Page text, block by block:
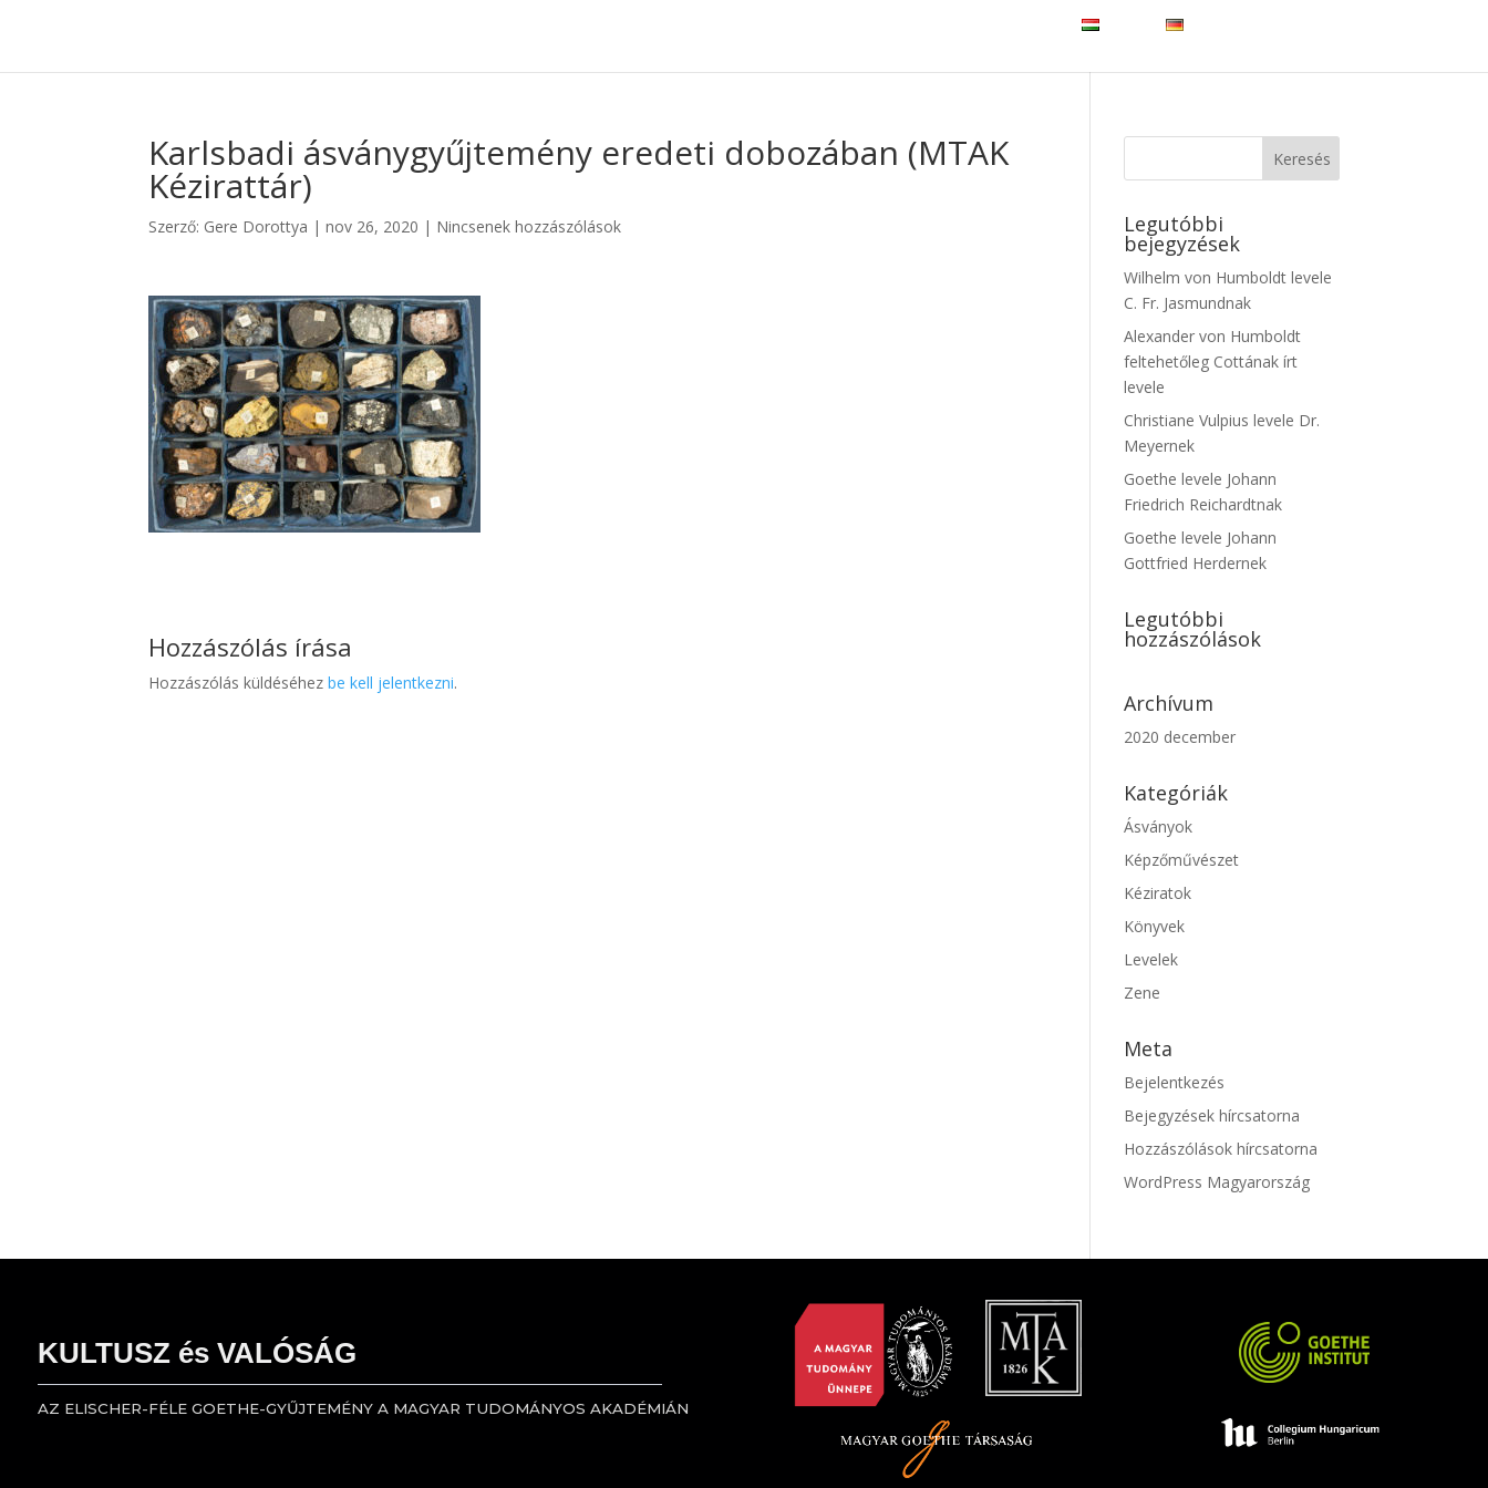
Karlsbadi ásványgyűjtemény eredeti dobozában (MTAK
Kézirattár)
Szerző: Gere Dorottya |nov 26, 2020 | Nincsenek hozzászólások
Hozzászólás írása
Hozzászólás küldéséhezbe kell jelentkezni.
Legutóbbi
bejegyzések
Wilhelm von Humboldt levele
C. Fr. Jasmundnak
Alexander von Humboldt
feltehetőleg Cottának írt
levele
Christiane Vulpius levele Dr.
Meyernek
Goethe levele Johann
Friedrich Reichardtnak
Goethe levele Johann
Gottfried Herdernek
Legutóbbi
hozzászólások
Archívum
2020 december
Kategóriák
Ásványok
Képzőművészet
Kéziratok
Könyvek
Levelek
Zene
Meta
Bejelentkezés
Bejegyzések hírcsatorna
Hozzászólások hírcsatorna
WordPress Magyarország
KULTUSZ és VALÓSÁG
AZ ELISCHER-FÉLE GOETHE-GYŰJTEMÉNY A MAGYAR TUDOMÁNYOS AKADÉMIÁN